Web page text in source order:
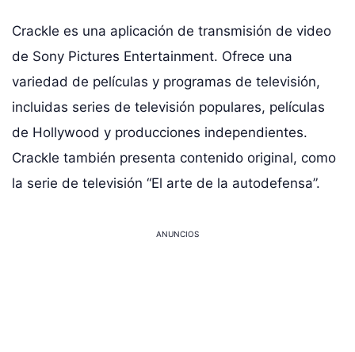
Crackle es una aplicación de transmisión de video
de Sony Pictures Entertainment. Ofrece una
variedad de películas y programas de televisión,
incluidas series de televisión populares, películas
de Hollywood y producciones independientes.
Crackle también presenta contenido original, como
la serie de televisión “El arte de la autodefensa”.
ANUNCIOS